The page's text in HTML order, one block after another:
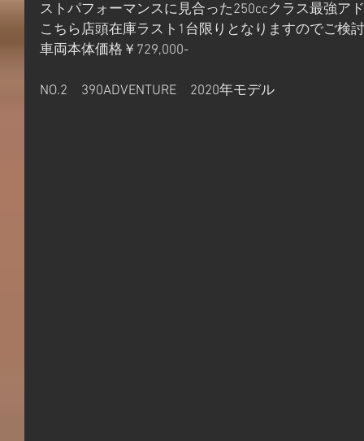
ストパフォーマンスに見合った250ccクラス最強ア
こちら店頭在庫ラスト1台限りとなりますのでご検
車両本体価格￥729,000-
NO.2　390ADVENTURE　2020年モデル